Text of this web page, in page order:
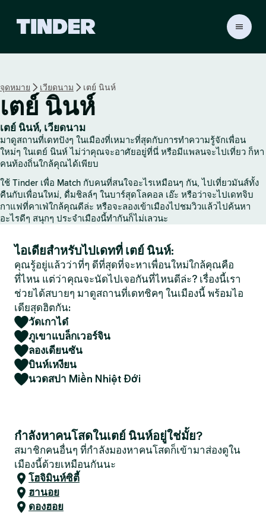
ก
d
e
จุดหมาย เวียดนาม เตย์ นินห์
เตย์ นินห์
เตย์ นินห์, เวียดนาม
มาดูสถานที่เดทปังๆ ในเมืองที่เหมาะที่สุดกับการทำความรู้จักเพื่อน
ใหม่ๆ ในเตย์ นินห์ ไม่ว่าคุณจะอาศัยอยู่ที่นี่ หรือมีแพลนจะไปเที่ยว ก็หา
คนท้องถิ่นใกล้คุณได้เพียบ
ใช้ Tinder เพื่อ Match กับคนที่สนใจอะไรเหมือนๆ กัน, ไปเที่ยวมันส์ทั้ง
คืนกับเพื่อนใหม่, ดื่มชิลล์ๆ ในบาร์สุดโลคอล เอ๊ะ หรือว่าจะไปเดทจิบ
กาแฟที่คาเฟ่ใกล้คุณดีล่ะ หรือจะลองเข้าเมืองไปชมวิวแล้วไปค้นหา
อะไรดีๆ สนุกๆ ประจำเมืองนี้ทำกันก็ไม่เลวนะ
ไอเดียสำหรับไปเดทที่ เตย์ นินห์:
คุณรู้อยู่แล้วว่าที่ๆ ดีที่สุดที่จะหาเพื่อนใหม่ใกล้คุณคือ
ที่ไหน แต่ว่าคุณจะนัดไปเจอกันที่ไหนดีล่ะ? เรื่องนี้เรา
ช่วยได้สบายๆ มาดูสถานที่เดทชิคๆ ในเมืองนี้ พร้อมไอ
เดียสุดฮิตกัน:
วัดเกาได๋
ภูเขาแบล็กเวอร์จิน
ลองเดียนซัน
บินห์เหงียน
นวดสปา Miền Nhiệt Đới
กำลังหาคนโสดในเตย์ นินห์อยู่ใช่มั้ย?
สมาชิกคนอื่นๆ ที่กำลังมองหาคนโสดก็เข้ามาส่องดูใน
เมืองนี้ด้วยเหมือนกันนะ
โฮจิมินห์ซิตี้
ฮานอย
ดองฮอย